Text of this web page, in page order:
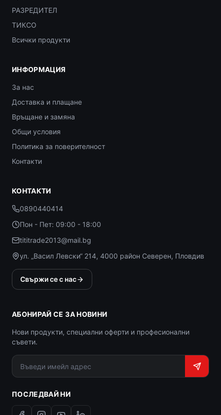
РАЗРЕДИТЕЛ
ТИКСО
Всички продукти
ИНФОРМАЦИЯ
За нас
Доставка и плащане
Връщане и замяна
Общи условия
Политика за поверителност
Контакти
КОНТАКТИ
0890440414
Пон - Пет: 09:00 - 18:00
tititrade2013@mail.bg
ул. „Васил Левски“ 214, 4000 район Северен, Пловдив
Свържи се с нас
АБОНИРАЙ СЕ ЗА НОВИНИ
Нови продукти, специални оферти и професионални
съвети.
ПОСЛЕДВАЙ НИ